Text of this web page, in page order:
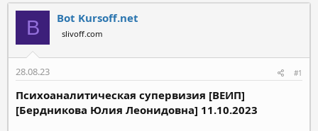
т
м
ы
т
а
н
а
а
B Bot Kursoff.net
slivoff.com
28.08.23 #1
Психоаналитическая супервизия [ВЕИП]
[Бердникова Юлия Леонидовна] 11.10.2023